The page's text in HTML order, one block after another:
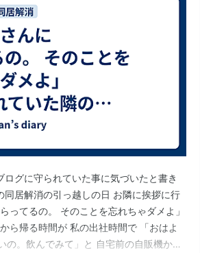
グに守られていた事に気づいたと書き
居解消の引っ越しの日 お隣に挨拶に行
ってるの。 そのことを忘れちゃダメよ」
ら帰る時間が 私の出社時間で 「おはよ
。飲んでみて」と 自宅前の自販機から